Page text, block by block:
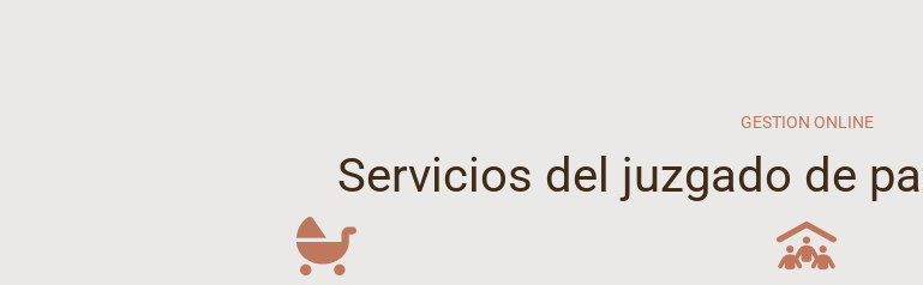
GESTION ONLINE
Servicios del juzgado de